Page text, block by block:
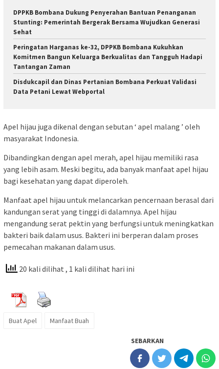
DPPKB Bombana Dukung Penyerahan Bantuan Penanganan
Stunting: Pemerintah Bergerak Bersama Wujudkan Generasi
Sehat
Peringatan Harganas ke-32, DPPKB Bombana Kukuhkan
Komitmen Bangun Keluarga Berkualitas dan Tangguh Hadapi
Tantangan Zaman
Disdukcapil dan Dinas Pertanian Bombana Perkuat Validasi
Data Petani Lewat Webportal
Apel hijau juga dikenal dengan sebutan ‘ apel malang ’ oleh
masyarakat Indonesia.
Dibandingkan dengan apel merah, apel hijau memiliki rasa
yang lebih asam. Meski begitu, ada banyak manfaat apel hijau
bagi kesehatan yang dapat diperoleh.
Manfaat apel hijau untuk melancarkan pencernaan berasal dari
kandungan serat yang tinggi di dalamnya. Apel hijau
mengandung serat pektin yang berfungsi untuk meningkatkan
bakteri baik dalam usus. Bakteri ini berperan dalam proses
pemecahan makanan dalam usus.
20 kali dilihat , 1 kali dilihat hari ini
Buat Apel Manfaat Buah
SEBARKAN